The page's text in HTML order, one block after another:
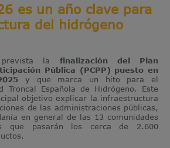
es un año clave para
del hidrógeno
prevista lafinalización del Plan
Pública (PCPP) puesto en
y que marca un hito para el
Troncal Española de Hidrógeno. Este
objetivo explicar la infraestructura
de las administraciones públicas,
en general de las 13 comunidades
que pasarán los cerca de 2.600